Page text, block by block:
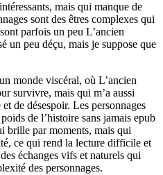
mais qui manque de
sont des êtres complexes qui
parfois un peu L’ancien
un peu déçu, mais je suppose que
monde viscéral, où L’ancien
survivre, mais qui m’a aussi
de désespoir. Les personnages
de l’histoire sans jamais epub
brille par moments, mais qui
ce qui rend la lecture difficile et
échanges vifs et naturels qui
des personnages.